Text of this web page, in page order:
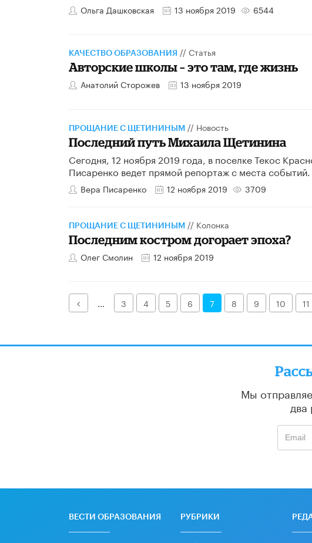
Ольга Дашковская 13 ноября 2019 6544
КАЧЕСТВО ОБРАЗОВАНИЯ // Статья
Авторские школы – это там, где жизнь
Анатолий Сторожев 13 ноября 2019
ПРОЩАНИЕ С ЩЕТИНИНЫМ // Новость
Последний путь Михаила Щетинина
Сегодня, 12 ноября 2019 года, в поселке Текос
Писаренко ведет прямой репортаж с места событий.
Вера Писаренко 12 ноября 2019 3709
ПРОЩАНИЕ С ЩЕТИНИНЫМ // Колонка
Последним костром догорает эпоха?
Олег Смолин 12 ноября 2019
Назад... 3 4 5 6 7 8 9 10 11
Мы
два
ВЕСТИ ОБРАЗОВАНИЯ РУБРИКИ